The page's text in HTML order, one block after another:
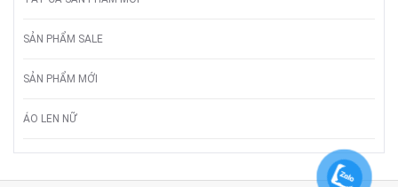
SẢN PHẨM SALE
SẢN PHẨM MỚI
ÁO LEN NỮ